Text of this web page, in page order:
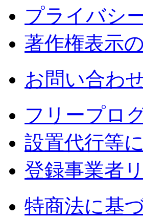
プライバシ
著作権表示
お問い合わ
フリープロ
設置代行等
登録事業者
特商法に基